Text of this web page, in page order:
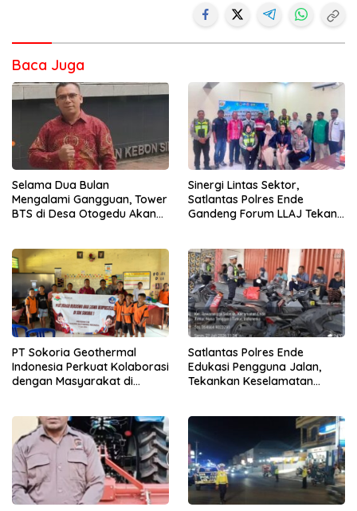
Baca Juga
Selama Dua Bulan
Mengalami Gangguan, Tower
BTS di Desa Otogedu Akan
Sinergi Lintas Sektor,
Satlantas Polres Ende
Gandeng Forum LLAJ Tekan
PT Sokoria Geothermal
Indonesia Perkuat Kolaborasi
dengan Masyarakat di
Satlantas Polres Ende
Edukasi Pengguna Jalan,
Tekankan Keselamatan